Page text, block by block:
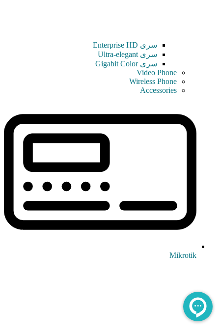
سری Enterprise HD
سری Ultra-elegant
سری Gigabit Color
Video Phone
Wireless Phone
Accessories
Mikrotik